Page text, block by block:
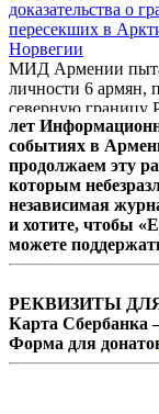
доказательства о
пересекших в
Норвегии
МИД Армении
личности 6 армян,
северную границу
Норвегии. Об этом
пресс-секретарь
лет
событиях в
продолжаем эту
которым
независимая
и хотите, чтобы
можете
РЕКВИЗИТЫ
Карта Сбербанка
Форма для